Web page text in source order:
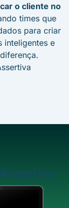
o cliente no
times que
para criar
inteligentes e
Assertiva